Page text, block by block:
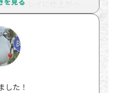
上にキレイに仕上がっ
す！
ぐ相談できる会社だな
した！